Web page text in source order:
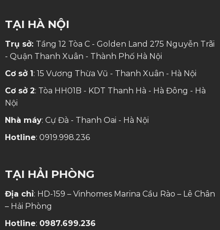
TẠI HÀ NỘI
Trụ sở: Tầng 12 Tòa C - Golden Land 275 Nguyễn Trãi
- Quận Thanh Xuân - Thành Phố Hà Nội
Cơ sở 1: 15 Vương Thừa Vũ - Thanh Xuân - Hà Nội
Cơ sở 2: Tòa HH01B - KDT Thanh Hà - Hà Đông - Hà
Nội
Nhà máy: Cự Đà - Thanh Oai - Hà Nội
Hotline: 0919.998.236
TẠI HẢI PHÒNG
Địa chỉ: HD-159 – Vinhomes Marina Cầu Rào – Lê Chân
– Hải Phòng
Hotline: 0987.699.236